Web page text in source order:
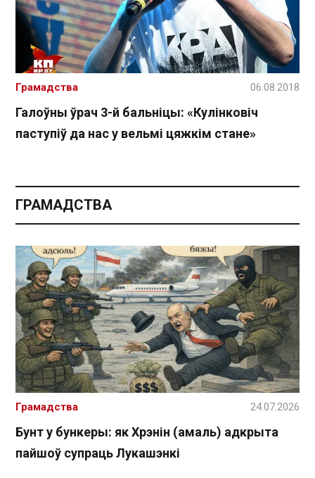
Галоўны ўрач 3-й бальніцы: «Кулінковіч
паступіў да нас у вельмі цяжкім стане»
Грамадства 06.08.2018
ГРАМАДСТВА
Бунт у бункеры: як Хрэнін (амаль) адкрыта
пайшоў супраць Лукашэнкі
Грамадства 24.07.2026